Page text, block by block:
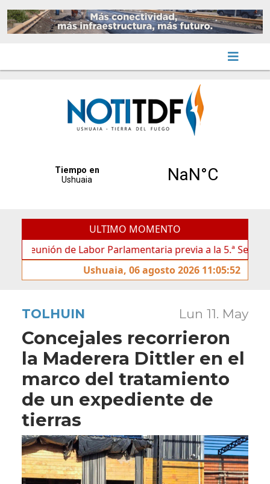
ULTIMO MOMENTO
de Labor Parlamentaria previa a la 5.ª Sesión
Ushuaia, 06 agosto 2026 11:05:52
TOLHUIN Lun 11. May
Concejales recorrieron
la Maderera Dittler en el
marco del tratamiento
de un expediente de
tierras